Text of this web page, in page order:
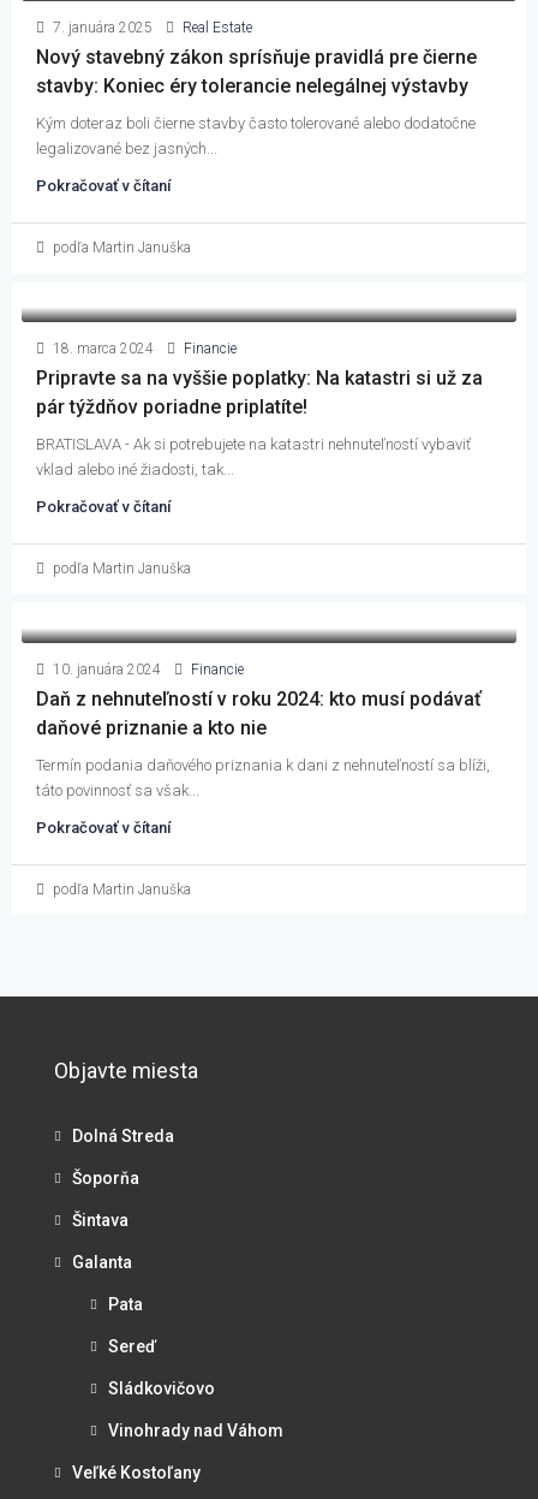
7. januára 2025 Real Estate
Nový stavebný zákon sprísňuje pravidlá pre čierne
stavby: Koniec éry tolerancie nelegálnej výstavby
Kým doteraz boli čierne stavby často tolerované alebo dodatočne
legalizované bez jasných...
Pokračovať v čítaní
podľa Martin Januška
18. marca 2024 Financie
Pripravte sa na vyššie poplatky: Na katastri si už za
pár týždňov poriadne priplatíte!
BRATISLAVA - Ak si potrebujete na katastri nehnuteľností vybaviť
vklad alebo iné žiadosti, tak...
Pokračovať v čítaní
podľa Martin Januška
10. januára 2024 Financie
Daň z nehnuteľností v roku 2024: kto musí podávať
daňové priznanie a kto nie
Termín podania daňového priznania k dani z nehnuteľností sa blíži,
táto povinnosť sa však...
Pokračovať v čítaní
podľa Martin Januška
Objavte miesta
Dolná Streda
Šoporňa
Šintava
Galanta
Pata
Sereď
Sládkovičovo
Vinohrady nad Váhom
Veľké Kostoľany